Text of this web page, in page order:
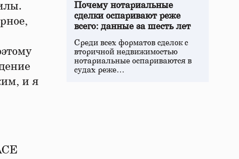
и я
Почему нотариальные
сделки оспаривают реже
всего: данные за шесть лет
Среди всех форматов сделок с
вторичной недвижимостью
нотариальные оспариваются в
судах реже…